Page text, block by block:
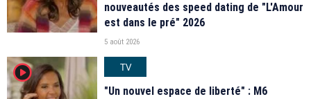
nouveautés des speed dating de "L'Amour
est dans le pré" 2026
5 août 2026
player2
TV
"Un nouvel espace de liberté" : M6